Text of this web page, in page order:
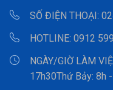
SỐ ĐIỆN THOẠI:
HOTLINE: 0912
NGÀY/GIỜ LÀM
17h30Thứ Bảy: 8h